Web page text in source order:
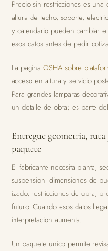
Precio sin restricciones es una
altura de techo, soporte,
y calendario pueden cambiar
esos datos antes de pedir
La pagina OSHA sobre
acceso en altura y servicio
Para grandes lamparas
un detalle de obra; es parte
Entregue geometria, ruta
paquete
El fabricante necesita planta,
suspension, dimensiones de
izado, restricciones de obra,
futuro. Cuando esos datos
interpretacion aumenta.
Un paquete unico permite